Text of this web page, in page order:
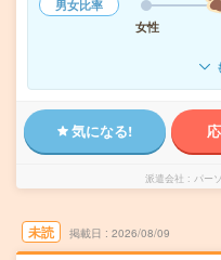
男女比率
女性
気になる!
派遣会社 パー
未読 掲載日 2026/08/09